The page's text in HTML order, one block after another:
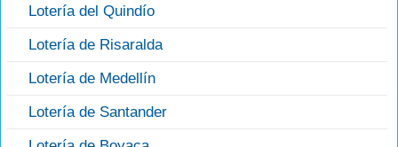
Lotería del Quindío
Lotería de Risaralda
Lotería de Medellín
Lotería de Santander